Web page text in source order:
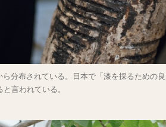
分布されている。日本で「漆を採るための
言われている。